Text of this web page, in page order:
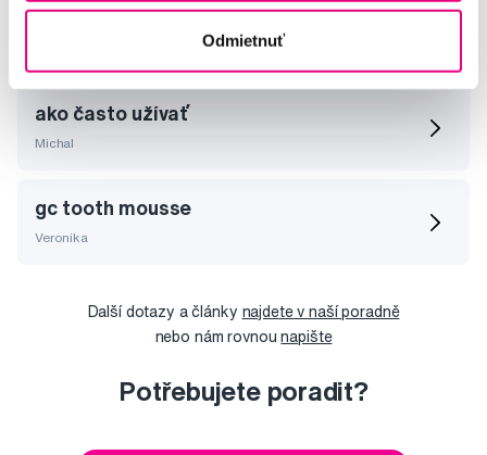
Odmietnuť
Vybrané dotazy a články
ako často užívať
Michal
gc tooth mousse
Veronika
Další dotazy a články najdete v naší poradně
nebo nám rovnounapište
Potřebujete poradit?